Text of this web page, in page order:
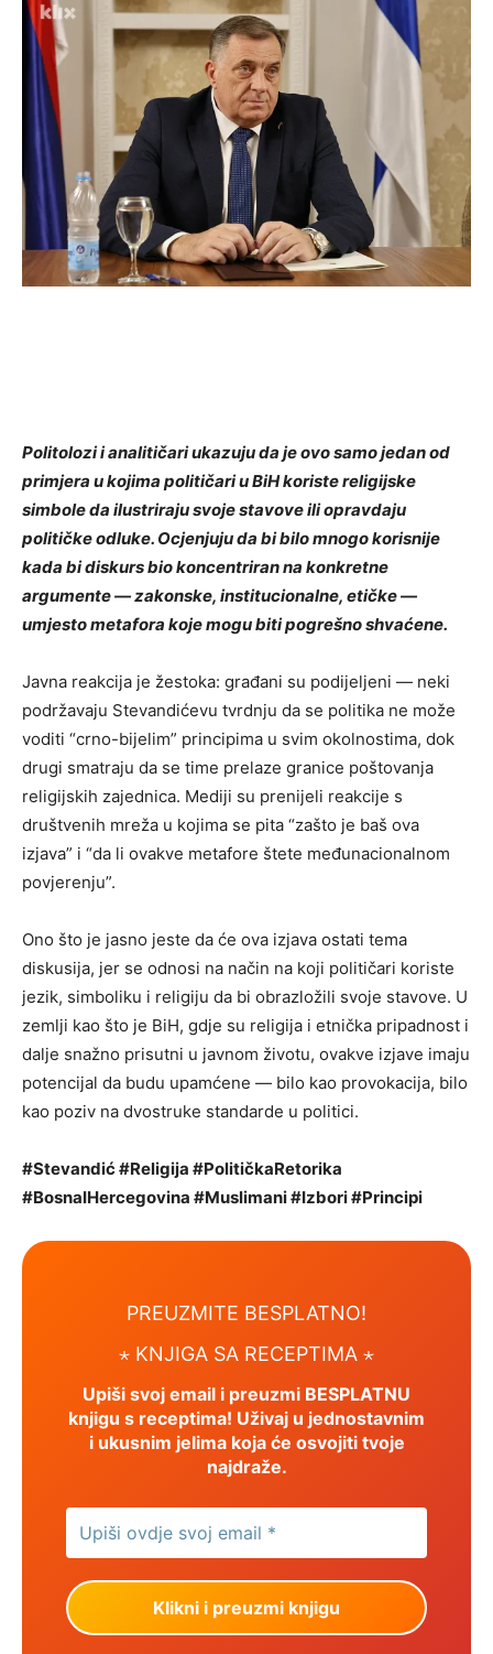
Politolozi i analitičari ukazuju da je ovo samo jedan od
primjera u kojima političari u BiH koriste religijske
simbole da ilustriraju svoje stavove ili opravdaju
političke odluke. Ocjenjuju da bi bilo mnogo korisnije
kada bi diskurs bio koncentriran na konkretne
argumente — zakonske, institucionalne, etičke —
umjesto metafora koje mogu biti pogrešno shvaćene.
Javna reakcija je žestoka: građani su podijeljeni — neki
podržavaju Stevandićevu tvrdnju da se politika ne može
voditi “crno-bijelim” principima u svim okolnostima, dok
drugi smatraju da se time prelaze granice poštovanja
religijskih zajednica. Mediji su prenijeli reakcije s
društvenih mreža u kojima se pita “zašto je baš ova
izjava” i “da li ovakve metafore štete međunacionalnom
povjerenju”.
Ono što je jasno jeste da će ova izjava ostati tema
diskusija, jer se odnosi na način na koji političari koriste
jezik, simboliku i religiju da bi obrazložili svoje stavove. U
zemlji kao što je BiH, gdje su religija i etnička pripadnost i
dalje snažno prisutni u javnom životu, ovakve izjave imaju
potencijal da budu upamćene — bilo kao provokacija, bilo
kao poziv na dvostruke standarde u politici.
#Stevandić #Religija #PolitičkaRetorika
#BosnaIHercegovina #Muslimani #Izbori #Principi
PREUZMITE BESPLATNO!
⋆ KNJIGA SA RECEPTIMA ⋆
Upiši svoj email i preuzmi BESPLATNU
knjigu s receptima! Uživaj u jednostavnim
i ukusnim jelima koja će osvojiti tvoje
najdraže.